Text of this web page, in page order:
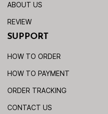
ABOUT US
REVIEW
SUPPORT
HOW TO ORDER
HOW TO PAYMENT
ORDER TRACKING
CONTACT US